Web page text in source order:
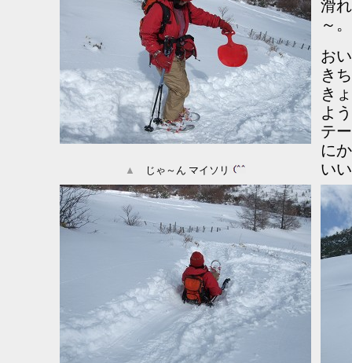
滑
～。
お
き
き
よ
テ
に
い
▲ じゃ～ん マイソリ